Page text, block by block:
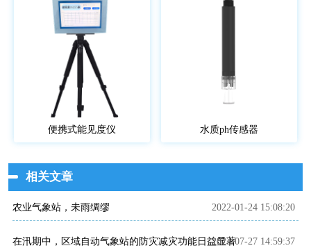
便携式能见度仪 水质ph传感器
相关文章
农业气象站，未雨绸缪 2022-01-24 15:08:20
在汛期中，区域自动气象站的防灾减灾功能日益显著2023-07-27 14:59:37